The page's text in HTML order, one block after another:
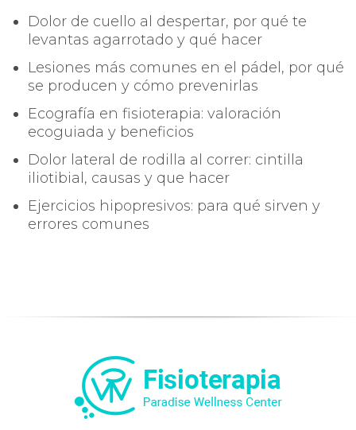
Dolor de cuello al despertar, por qué te
levantas agarrotado y qué hacer
Lesiones más comunes en el pádel, por qué
se producen y cómo prevenirlas
Ecografía en fisioterapia: valoración
ecoguiada y beneficios
Dolor lateral de rodilla al correr: cintilla
iliotibial, causas y que hacer
Ejercicios hipopresivos: para qué sirven y
errores comunes